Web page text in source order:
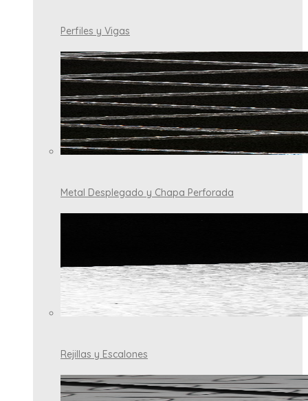
Perfiles y Vigas
Metal Desplegado y Chapa Perforada
Rejillas y Escalones